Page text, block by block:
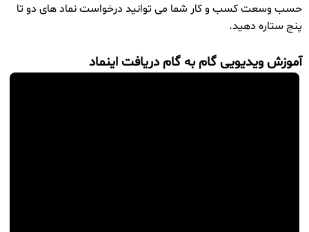
حسب وسعت کسب و کار شما می توانید درخواست نماد های دو تا
پنج ستاره دهید.
آموزش ویدیویی گام به گام دریافت اینماد